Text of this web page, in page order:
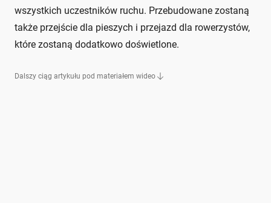
wszystkich uczestników ruchu. Przebudowane zostaną
także przejście dla pieszych i przejazd dla rowerzystów,
które zostaną dodatkowo doświetlone.
Dalszy ciąg artykułu pod materiałem wideo